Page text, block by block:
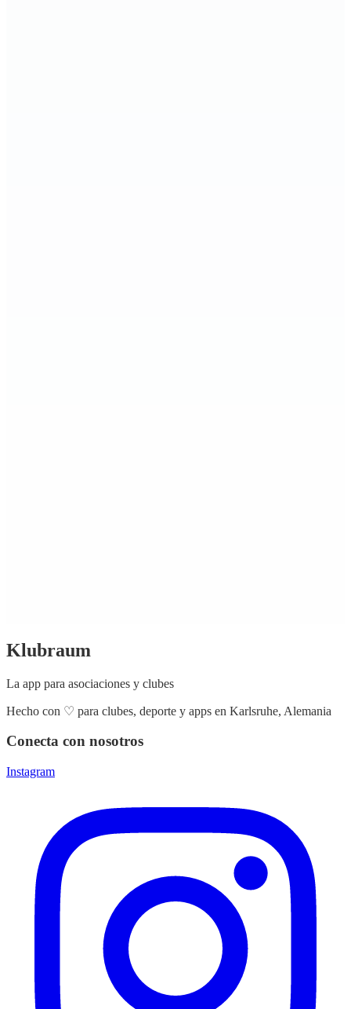
Klubraum
La app para asociaciones y clubes
Hecho con ♡ para clubes, deporte y apps en Karlsruhe, Alemania
Conecta con nosotros
Instagram